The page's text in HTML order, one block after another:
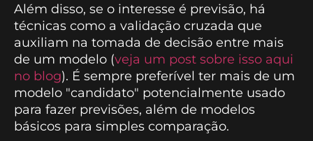
Além disso, se o interesse é previsão, há
técnicas como a validação cruzada que
auxiliam na tomada de decisão entre mais
de um modelo (veja um post sobre isso aqui
no blog). É sempre preferível ter mais de um
modelo "candidato" potencialmente usado
para fazer previsões, além de modelos
básicos para simples comparação.